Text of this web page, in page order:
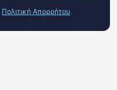
Πολιτική Απορρήτου.